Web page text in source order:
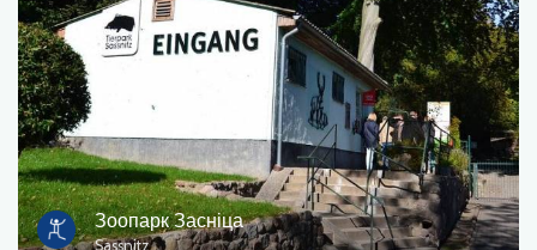
Зоопарк Засніца
Sassnitz
Цікаві місця
Гастрономія
інформація для туристів
зони для купання